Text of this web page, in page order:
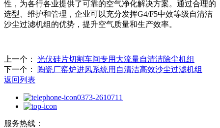
性，为各行各业提供了可靠的空气净化解决方案。通过合理的
选型、维护和管理，企业可以充分发挥G4/F5中效等级自清洁
沙尘过滤机组的优势，提升空气质量和生产效率。
上一个：
光伏硅片切割车间专用大流量自清洁除尘机组
下一个：
陶瓷厂窑炉进风系统用自清洁高效沙尘过滤机组
返回列表
0373-2610711
服务热线：